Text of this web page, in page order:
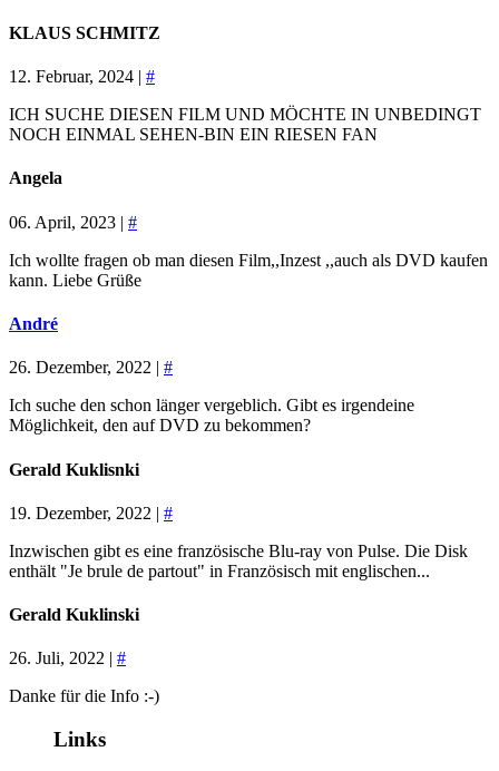
KLAUS SCHMITZ
12. Februar, 2024 | #
ICH SUCHE DIESEN FILM UND MÖCHTE IN UNBEDINGT
NOCH EINMAL SEHEN-BIN EIN RIESEN FAN
Angela
06. April, 2023 | #
Ich wollte fragen ob man diesen Film,,Inzest ,,auch als DVD kaufen
kann. Liebe Grüße
André
26. Dezember, 2022 | #
Ich suche den schon länger vergeblich. Gibt es irgendeine
Möglichkeit, den auf DVD zu bekommen?
Gerald Kuklisnki
19. Dezember, 2022 | #
Inzwischen gibt es eine französische Blu-ray von Pulse. Die Disk
enthält "Je brule de partout" in Französisch mit englischen...
Gerald Kuklinski
26. Juli, 2022 | #
Danke für die Info :-)
Links